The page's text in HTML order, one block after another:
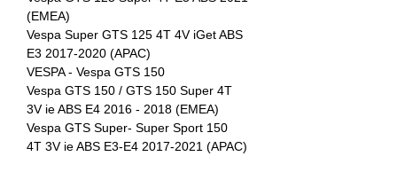
(EMEA)
Vespa Super GTS 125 4T 4V iGet ABS
E3 2017-2020 (APAC)
VESPA - Vespa GTS 150
Vespa GTS 150 / GTS 150 Super 4T
3V ie ABS E4 2016 - 2018 (EMEA)
Vespa GTS Super- Super Sport 150
4T 3V ie ABS E3-E4 2017-2021 (APAC)